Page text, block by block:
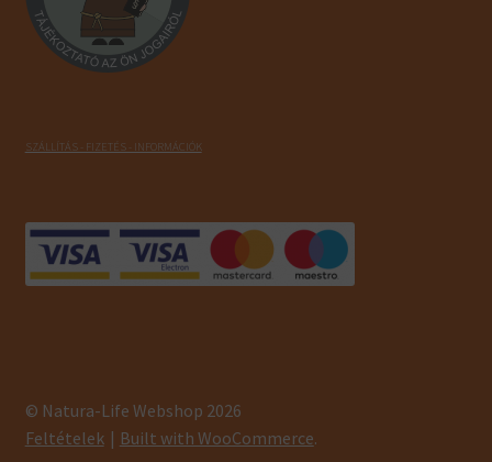
SZÁLLÍTÁS - FIZETÉS - INFORMÁCIÓK
© Natura-Life Webshop 2026
Feltételek
Built with WooCommerce.